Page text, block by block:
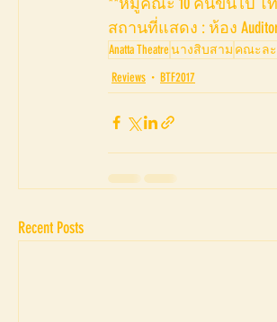
สถานที่แสดง : ห้อง
Anatta Theatreนางสิบสาม คณะล
Reviews
BTF2017
Recent Posts